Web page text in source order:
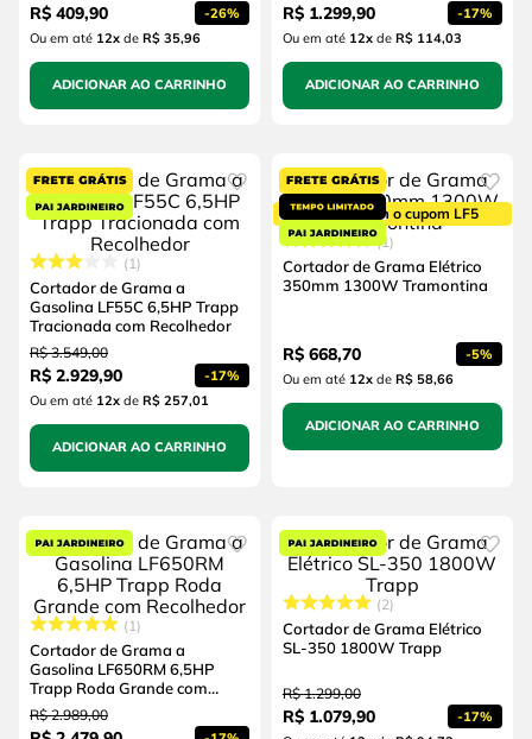
R$ 409,90 -26%
Ou em até 12xde R$ 35,96
ADICIONAR AO CARRINHO
R$ 1.299,90 -17%
Ou em até 12xde R$ 114,03
ADICIONAR AO CARRINHO
1
Cortador de Grama a
Gasolina LF55C 6,5HP Trapp
Tracionada com Recolhedor
R$ 3.549,00
R$ 2.929,90 -17%
Ou em até 12xde R$ 257,01
ADICIONAR AO CARRINHO
5% OFF com o cupom LF5
1
Cortador de Grama Elétrico
350mm 1300W Tramontina
R$ 668,70 -5%
Ou em até 12xde R$ 58,66
ADICIONAR AO CARRINHO
1
Cortador de Grama a
Gasolina LF650RM 6,5HP
Trapp Roda Grande com
Recolhedor
R$ 2.989,00
2
Cortador de Grama Elétrico
SL-350 1800W Trapp
R$ 1.299,00
R$ 1.079,90 -17%